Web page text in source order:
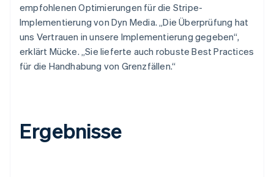
empfohlenen Optimierungen für die Stripe-
Implementierung von Dyn Media. „Die Überprüfung hat
uns Vertrauen in unsere Implementierung gegeben“,
erklärt Mücke. „Sie lieferte auch robuste Best Practices
für die Handhabung von Grenzfällen.“
Ergebnisse